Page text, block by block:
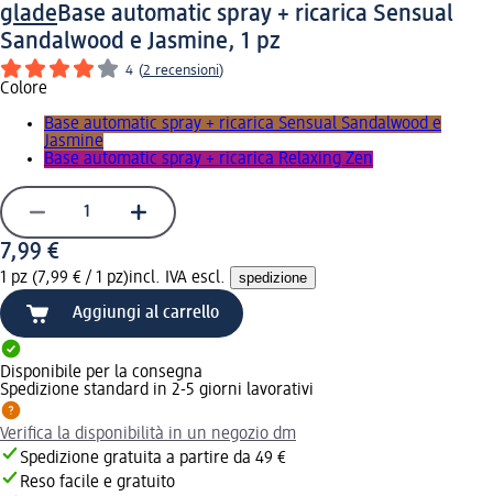
gladeBase automatic spray + ricarica Sensual
Sandalwood e Jasmine, 1 pz
4 (2 recensioni)
Colore
Base automatic spray + ricarica Sensual Sandalwood e
Jasmine
Base automatic spray + ricarica Relaxing Zen
7,99 €
1 pz (7,99 € / 1 pz)incl. IVA escl. spedizione
Aggiungi al carrello
Disponibile per la consegna
Spedizione standard in 2-5 giorni lavorativi
Verifica la disponibilità in un negozio dm
Spedizione gratuita a partire da 49 €
Reso facile e gratuito